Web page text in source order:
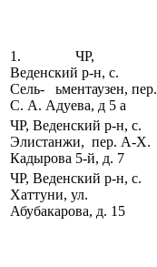
1. ЧР,
Веденский р-н, с.
Сель- ьментаузен, пер.
С. А. Адуева, д 5 а
ЧР, Веденский р-н, с.
Элистанжи, пер. А-Х.
Кадырова 5-й, д. 7
ЧР, Веденский р-н, с.
Хаттуни, ул.
Абубакарова, д. 15